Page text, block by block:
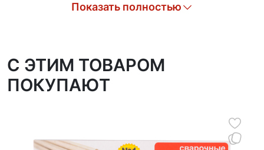
Для защиты основных компонентов от перегрева
температур. Такой подход гарантирует длительный
срок службы и стабильность работы устройства
даже в сложных условиях эксплуатации.
Модель САИ 220K создана с учетом требований
продукцию с минимальным потреблением
Показать полностью
C ЭТИМ ТОВАРОМ
ПОКУПАЮТ